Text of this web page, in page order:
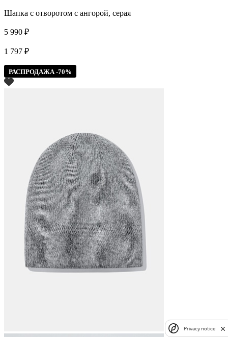
Шапка с отворотом с ангорой, серая
5 990 ₽
1 797 ₽
РАСПРОДАЖА -70%
Privacy notice